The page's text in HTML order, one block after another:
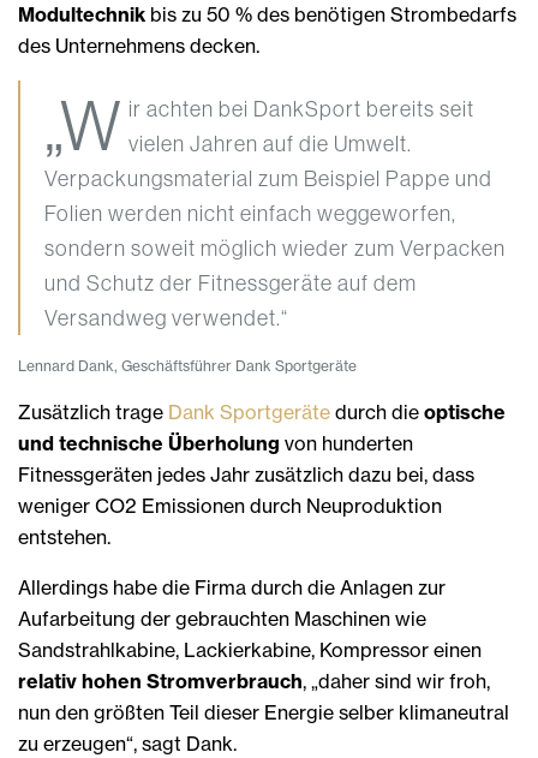
Modultechnik bis zu 50 % des benötigen Strombedarfs
des Unternehmens decken.
„W ir achten bei DankSport bereits seit
vielen Jahren auf die Umwelt.
Verpackungsmaterial zum Beispiel Pappe und
Folien werden nicht einfach weggeworfen,
sondern soweit möglich wieder zum Verpacken
und Schutz der Fitnessgeräte auf dem
Versandweg verwendet.“
Lennard Dank, Geschäftsführer Dank Sportgeräte
Zusätzlich trage Dank Sportgeräte durch die optische
und technische Überholung von hunderten
Fitnessgeräten jedes Jahr zusätzlich dazu bei, dass
weniger CO2 Emissionen durch Neuproduktion
entstehen.
Allerdings habe die Firma durch die Anlagen zur
Aufarbeitung der gebrauchten Maschinen wie
Sandstrahlkabine, Lackierkabine, Kompressor einen
relativ hohen Stromverbrauch, „daher sind wir froh,
nun den größten Teil dieser Energie selber klimaneutral
zu erzeugen“, sagt Dank.